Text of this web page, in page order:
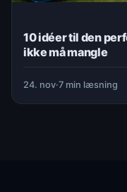
10 idéer til den
ikke må mangle
24. nov·7 min læsning